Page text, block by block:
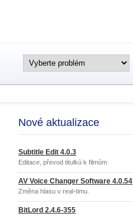
Nové aktualizace
Subtitle Edit 4.0.3
Editace, převod titulků k filmům
AV Voice Changer Software 4.0.54
Změna hlasu v real-timu.
BitLord 2.4.6-355